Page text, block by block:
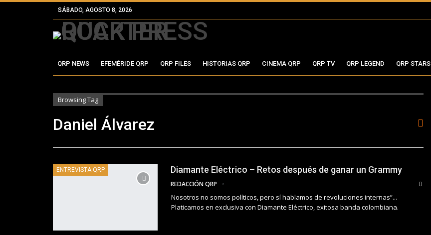
SÁBADO, AGOSTO 8, 2026
QRP NEWS EFEMÉRIDE QRP QRP FILES HISTORIAS QRP CINEMA QRP QRP TV QRP LEGEND QRP STARS
Browsing Tag
Daniel Álvarez
ENTREVISTA QRP Diamante Eléctrico – Retos después de ganar un Grammy
REDACCIÓN QRP
Nosotros no somos políticos, pero sí hablamos de revoluciones internas”...
Platicamos en exclusiva con Diamante Eléctrico, exitosa banda colombiana.